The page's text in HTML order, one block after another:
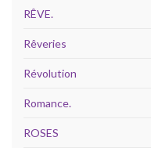
RÊVE.
Rêveries
Révolution
Romance.
ROSES